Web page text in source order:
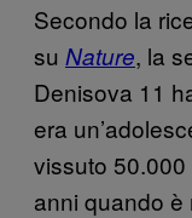
Secondo la
su Nature, la
Denisova 11
era
vissuto
anni quando è